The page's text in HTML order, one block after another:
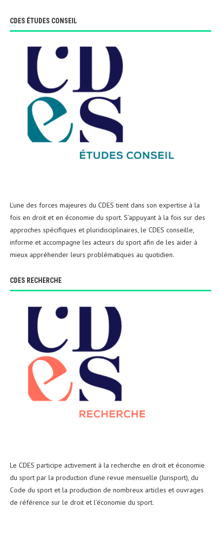
CDES ÉTUDES CONSEIL
L’une des forces majeures du CDES tient dans son expertise à la
fois en droit et en économie du sport. S’appuyant à la fois sur des
approches spécifiques et pluridisciplinaires, le CDES conseille,
informe et accompagne les acteurs du sport afin de les aider à
mieux appréhender leurs problématiques au quotidien.
CDES RECHERCHE
Le CDES participe activement à la recherche en droit et économie
du sport par la production d'une revue mensuelle (Jurisport), du
Code du sport et la production de nombreux articles et ouvrages
de référence sur le droit et l’économie du sport.